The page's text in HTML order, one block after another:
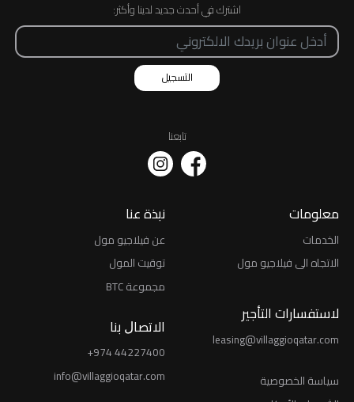
اشترك في أحدث جديد لدينا وأكثر:
التسجيل
تابعنا
معلومات
الخدمات
الاتجاه الى فيلاجيو مول
نبذة عنا
عن فيلاجيو مول
توقيت المول
مجموعة BTC
لاستفسارات التأجير
leasing@villaggioqatar.com
ﺳﻴﺎﺳﺔ اﻟﺨﺼﻮﺻﻴﺔ
اﻻﺗﺼﺎﻝ ﺑﻨﺎ
+974 44227400
info@villaggioqatar.com